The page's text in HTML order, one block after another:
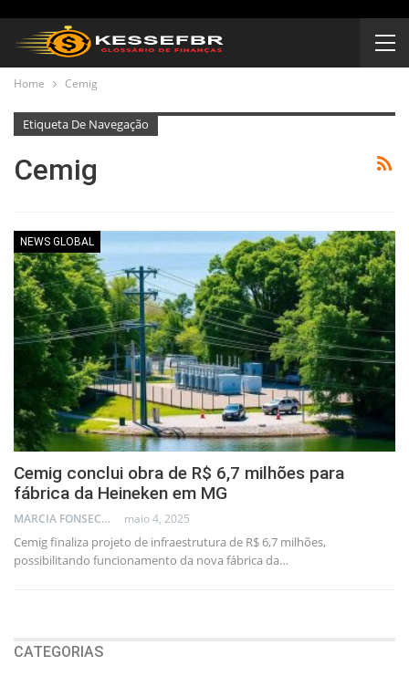
Home Cemig
Etiqueta De Navegação
Cemig
NEWS GLOBAL
Cemig conclui obra de R$ 6,7 milhões para
fábrica da Heineken em MG
MARCIA FONSECA - FINANCIAL CONSULTANT maio 4, 2025
Cemig finaliza projeto de infraestrutura de R$ 6,7 milhões,
possibilitando funcionamento da nova fábrica da…
CATEGORIAS